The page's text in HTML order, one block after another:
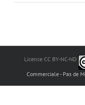
Licence CC BY-NC-ND
Commerciale - Pas de